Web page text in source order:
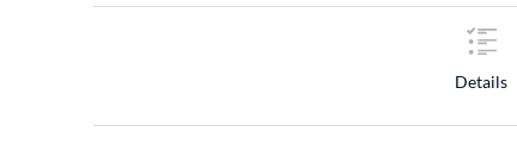
Details